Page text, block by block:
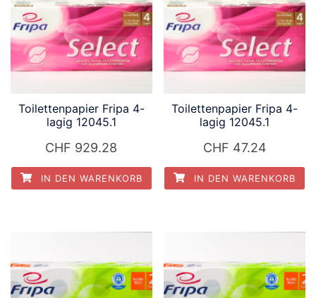
Toilettenpapier Fripa 4-
lagig 12045.1
CHF 929.28
IN DEN WARENKORB
Toilettenpapier Fripa 4-
lagig 12045.1
CHF 47.24
IN DEN WARENKORB